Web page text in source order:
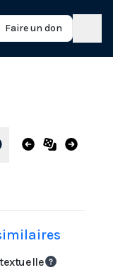
Faire un don